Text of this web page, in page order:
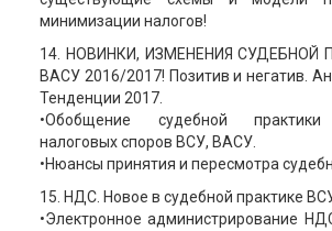
минимизации налогов!
14. НОВИНКИ, ИЗМЕНЕНИЯ СУДЕБНОЙ
ВАСУ 2016/2017! Позитив и негатив.
Тенденции 2017.
•Обобщение судебной практики
налоговых споров ВСУ, ВАСУ.
•Нюансы принятия и пересмотра
15. НДС. Новое в судебной практике
•Электронное администрирование